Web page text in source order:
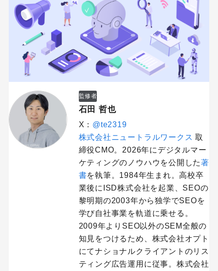
監修者
石田 哲也
X： @te2319
株式会社ニュートラルワークス 取
締役CMO。2026年にデジタルマー
ケティングのノウハウを公開した著
書を執筆。1984年生まれ。高校卒
業後にISD株式会社を起業、SEOの
黎明期の2003年から独学でSEOを
学び自社事業を軌道に乗せる。
2009年よりSEO以外のSEM全般の
知見をつけるため、株式会社オプト
にてナショナルクライアントのリス
ティング広告運用に従事。株式会社